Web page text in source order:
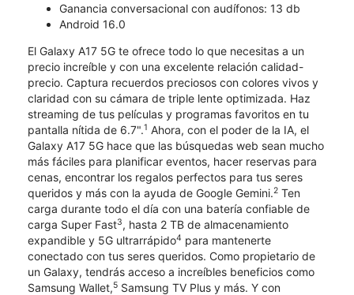
Ganancia conversacional con audífonos: 13 db
Android 16.0
El Galaxy A17 5G te ofrece todo lo que necesitas a un
precio increíble y con una excelente relación calidad-
precio. Captura recuerdos preciosos con colores vivos y
claridad con su cámara de triple lente optimizada. Haz
streaming de tus películas y programas favoritos en tu
pantalla nítida de 6.7".1 Ahora, con el poder de la IA, el
Galaxy A17 5G hace que las búsquedas web sean mucho
más fáciles para planificar eventos, hacer reservas para
cenas, encontrar los regalos perfectos para tus seres
queridos y más con la ayuda de Google Gemini.2 Ten
carga durante todo el día con una batería confiable de
carga Super Fast3, hasta 2 TB de almacenamiento
expandible y 5G ultrarrápido4 para mantenerte
conectado con tus seres queridos. Como propietario de
un Galaxy, tendrás acceso a increíbles beneficios como
Samsung Wallet,5 Samsung TV Plus y más. Y con